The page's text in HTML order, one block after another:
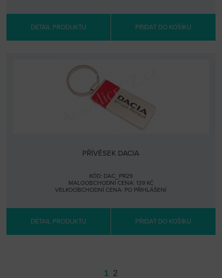
DETAIL PRODUKTU PŘIDAT DO KOŠÍKU
PŘÍVĚSEK DACIA
KÓD: DAC_PR29
MALOOBCHODNÍ CENA: 139 KČ
VELKOOBCHODNÍ CENA: PO PŘIHLÁŠENÍ
DETAIL PRODUKTU PŘIDAT DO KOŠÍKU
1 2